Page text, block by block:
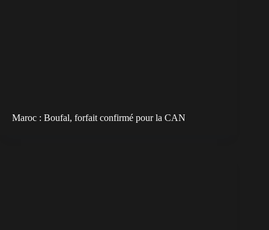
Maroc : Boufal, forfait confirmé pour la CAN